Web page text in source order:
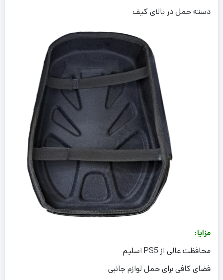
دسته حمل در بالای کیف
مزایا:
محافظت عالی از PS5 اسلیم
فضای کافی برای حمل لوازم جانبی